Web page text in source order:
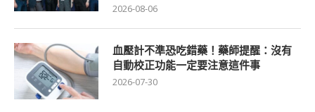
2026-08-06
血壓計不準恐吃錯藥！藥師提醒：沒有
自動校正功能一定要注意這件事
2026-07-30